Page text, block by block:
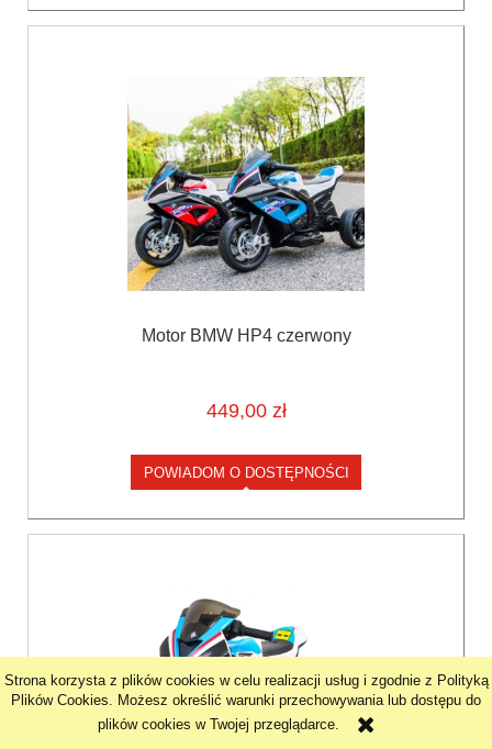
Strona korzysta z plików cookies w celu realizacji usług i zgodnie z Polityką
Plików Cookies. Możesz określić warunki przechowywania lub dostępu do
plików cookies w Twojej przeglądarce.
Motor BMW HP4 czerwony
449,00 zł
POWIADOM O DOSTĘPNOŚCI